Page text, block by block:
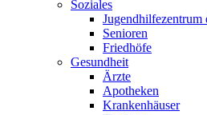
Soziales
Jugendhilfezentrum
Senioren
Friedhöfe
Gesundheit
Ärzte
Apotheken
Krankenhäuser